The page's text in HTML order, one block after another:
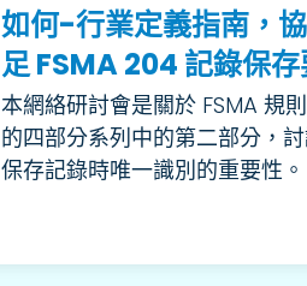
如何-行業定義指南，
足 FSMA 204 記錄保
本網絡研討會是關於 FSMA 規
的四部分系列中的第二部分，
保存記錄時唯一識別的重要性。